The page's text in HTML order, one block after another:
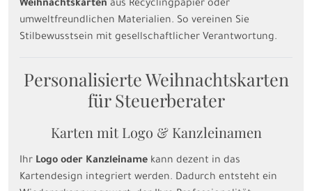
Weihnachtskarten aus Recyclingpapier oder
umweltfreundlichen Materialien. So vereinen Sie
Stilbewusstsein mit gesellschaftlicher Verantwortung.
Personalisierte Weihnachtskarten
für Steuerberater
Karten mit Logo & Kanzleinamen
Ihr Logo oder Kanzleiname kann dezent in das
Kartendesign integriert werden. Dadurch entsteht ein